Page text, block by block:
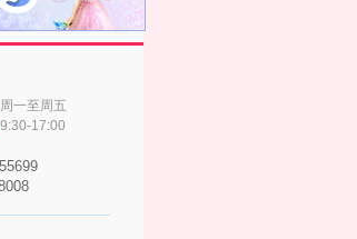
周一至周五
9:30-17:00